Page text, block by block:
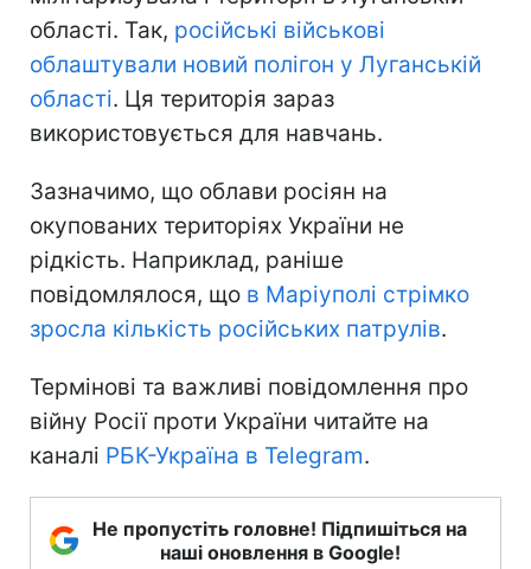
області. Так, російські військові
облаштували новий полігон у Луганській
області. Ця територія зараз
використовується для навчань.
Зазначимо, що облави росіян на
окупованих територіях України не
рідкість. Наприклад, раніше
повідомлялося, що в Маріуполі стрімко
зросла кількість російських патрулів.
Термінові та важливі повідомлення про
війну Росії проти України читайте на
каналі РБК-Україна в Telegram.
Не пропустіть головне! Підпишіться на
наші оновлення в Google!